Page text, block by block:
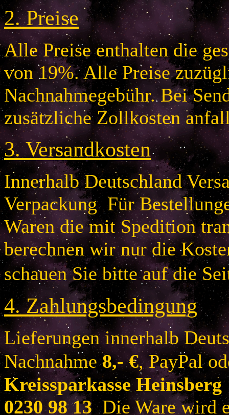
2.Preise
Alle Preise enthalten die
von 19%. Alle Preise
Nachnahmegebühr. Bei
zusätzliche Zollkosten
3.Versandkosten
Innerhalb Deutschland
Verpackung Für
Waren die mit Spedition
berechnen wir nur die
schauen Sie bitte auf die
4.Zahlungsbedingung
Lieferungen innerhalb
Nachnahme 8,- €, PayPal
Kreissparkasse
0230 98 13Die Ware wird